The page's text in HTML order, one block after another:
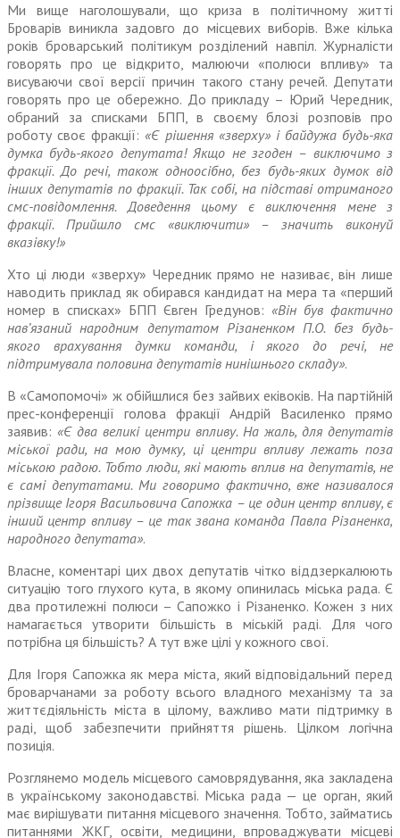
Ми вище наголошували, що криза в політичному житті
Броварів виникла задовго до місцевих виборів. Вже кілька
років броварський політикум розділе­ний навпіл. Журналісти
говорять про це відкрито, малюючи «полюси впливу» та
висуваючи свої версії причин такого стану речей. Депутати
говорять про це обережно. До прикладу – Юрий Чередник,
обраний за списками БПП, в своєму блозі розповів про
роботу своє фракції: «Є рішення «зверху» і байдужа будь-яка
думка будь-якого депутата! Якщо не згоден – виключимо з
фракції. До речі, також одноосібно, без будь-яких думок від
інших депутатів по фракції. Так собі, на підставі отриманого
смс-повідомлення. Доведення цьому є виключення мене з
фракції. Прийшло смс «виключити» – значить виконуй
вказівку!»
Хто ці люди «зверху» Чередник прямо не називає, він лише
наводить приклад як обирався кандидат на мера та «перший
номер в списках» БПП Євген Гредунов: «Він був фактично
нав’язаний народним депутатом Різаненком П.О. без будь-
якого врахування думки команди, і якого до речі, не
підтримувала половина депутатів нинішнього складу».
В «Самопомочі» ж обійшлися без зайвих еківоків. На партійній
прес-конференції голова фракції Андрій Василенко прямо
заявив: «Є два великі центри впливу. На жаль, для депутатів
міської ради, на мою думку, ці центри впливу лежать поза
міською радою. Тобто люди, які мають вплив на депу­татів, не
є самі депутатами. Ми говоримо фактично, вже назива­лося
прізвище Ігоря Васильовича Сапожка – це один центр впливу, є
інший центр впливу – це так звана команда Павла Різаненка,
народного депутата».
Власне, коментарі цих двох депутатів чітко віддзеркалюють
ситуацію того глухого кута, в якому опинилась міська рада. Є
два протилежні полюси – Сапожко і Різаненко. Кожен з них
намагається утворити більшість в міській раді. Для чого
потрібна ця більшість? А тут вже цілі у кожного свої.
Для Ігоря Сапожка як мера міста, який відповідальний перед
броварчанами за роботу всього владного механізму та за
життєдіяльність міста в цілому, важливо мати підтримку в
раді, щоб забезпечити прийняття рішень. Цілком логічна
позиція.
Розглянемо модель місцевого самоврядування, яка закладена
в українському законодавстві. Міська рада — це орган, який
має вирішувати питання місце­вого значення. Тобто, займатись
питаннями ЖКГ, освіти, медицини, впроваджувати місцеві